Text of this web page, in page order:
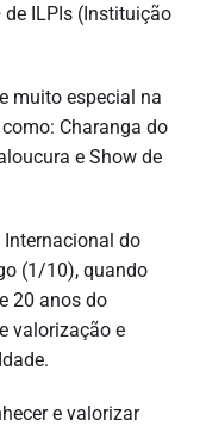
de ILPIs (Instituição
muito especial na
Charanga do
e Show de
do
(1/10), quando
20 anos do
valorização e
e valorizar